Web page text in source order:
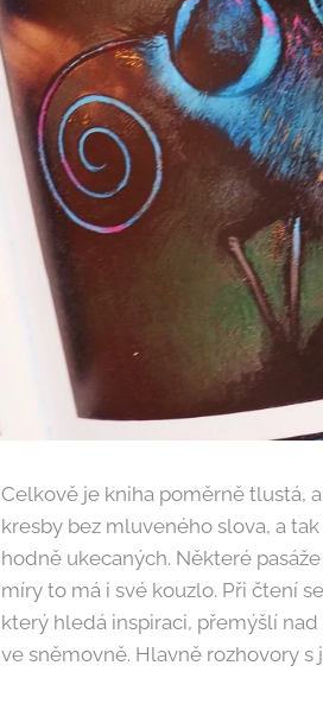
Celkově je kniha poměrně tlustá,
kresby bez mluveného slova, a
hodně ukecaných. Některé
míry to má i své kouzlo. Při čtení
který hledá inspiraci, přemýšlí
ve sněmovně. Hlavně rozhovory